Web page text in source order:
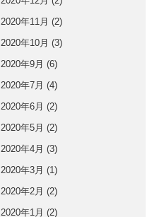
2020年11月 (2)
2020年10月 (3)
2020年9月 (6)
2020年7月 (4)
2020年6月 (2)
2020年5月 (2)
2020年4月 (3)
2020年3月 (1)
2020年2月 (2)
2020年1月 (2)